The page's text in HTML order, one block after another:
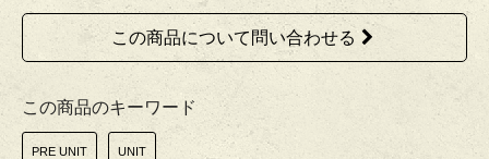
この商品について問い合わせる
この商品のキーワード
PRE UNIT UNIT